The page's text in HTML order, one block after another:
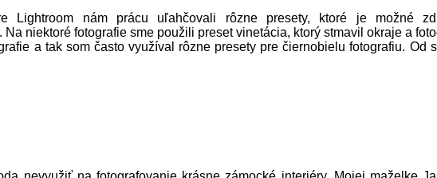
nám prácu uľahčovali rôzne presety, ktoré je možné
. Na niektoré fotografie sme použili preset vinetácia, ktorý stmavil okraje a
a tak som často využíval rôzne presety pre čiernobielu fotografiu. Od